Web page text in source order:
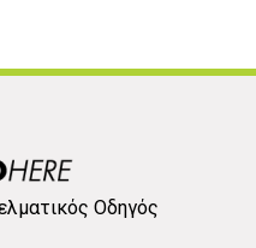
Οδηγός